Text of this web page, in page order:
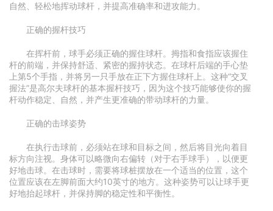
自然、轻松地挥动球杆，并提高准确率和进攻能力。
正确的握杆技巧
在挥杆前，球手必须正确的握住球杆。拇指和食指应该握住
杆的前端，并保持舒适、紧密的握持状态。在球杆后端的手心垫
上第5个手指，并将另一只手放在正下方握住球杆上。这种“交叉
握法”是高尔夫球杆的基本握杆技巧，因为这个技巧能够使你的握
杆动作稳定、自然，并产生更准确的带动球杆的力量。
正确的击球姿势
在执行击球前，必须站在球和目标之间，然后将目光向着目
标方向注视。身体可以略微向右偏转（对于右手球手），以便更
好地击球。在击球时，需要将球桩摆放在一个适当的位置，这个
位置应该在左脚前面大约10英寸的地方。这种姿势可以让球手更
好地抬起球杆，并保持脚的稳定性和平衡性。